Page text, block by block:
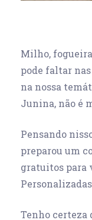
Milho,
pode faltar
na nossa
Junina, não é
Pensando
preparou um
gratuitos para
Tenho certeza